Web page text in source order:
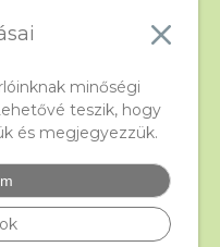
minőségi
teszik, hogy
és megjegyezzük.
visszáru